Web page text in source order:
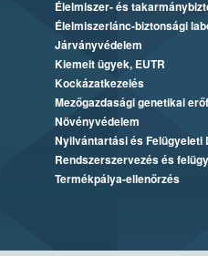
Élelmiszer- és
Élelmiszerlánc-biztonsági
Járványvédelem
Kiemelt ügyek, EUTR
Kockázatkezelés
Mezőgazdasági genetikai
Növényvédelem
Nyilvántartási és Felügyeleti
Rendszerszervezés és
Termékpálya-ellenőrzés